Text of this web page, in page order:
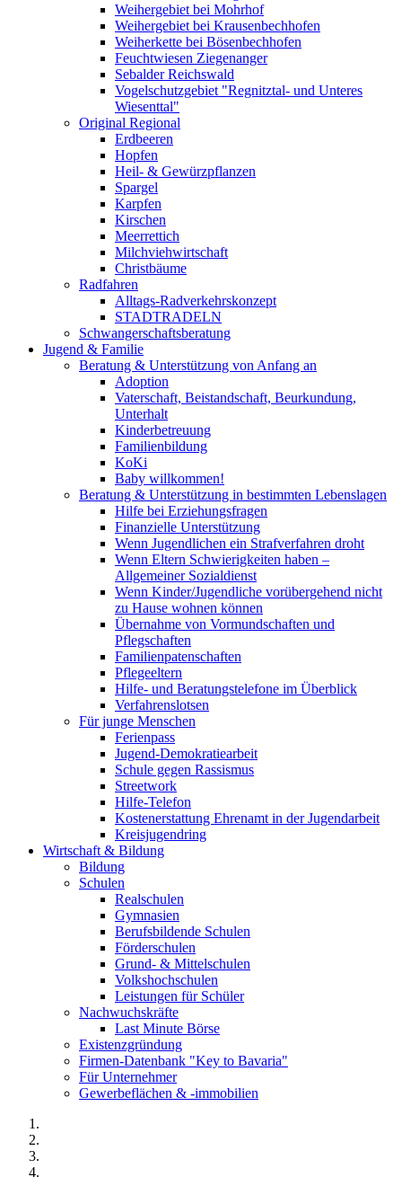
Weihergebiet bei Mohrhof
Weihergebiet bei Krausenbechhofen
Weiherkette bei Bösenbechhofen
Feuchtwiesen Ziegenanger
Sebalder Reichswald
Vogelschutzgebiet "Regnitztal- und Unteres
Wiesenttal"
Original Regional
Erdbeeren
Hopfen
Heil- & Gewürzpflanzen
Spargel
Karpfen
Kirschen
Meerrettich
Milchviehwirtschaft
Christbäume
Radfahren
Alltags-Radverkehrskonzept
STADTRADELN
Schwangerschaftsberatung
Jugend & Familie
Beratung & Unterstützung von Anfang an
Adoption
Vaterschaft, Beistandschaft, Beurkundung,
Unterhalt
Kinderbetreuung
Familienbildung
KoKi
Baby willkommen!
Beratung & Unterstützung in bestimmten Lebenslagen
Hilfe bei Erziehungsfragen
Finanzielle Unterstützung
Wenn Jugendlichen ein Strafverfahren droht
Wenn Eltern Schwierigkeiten haben –
Allgemeiner Sozialdienst
Wenn Kinder/Jugendliche vorübergehend nicht
zu Hause wohnen können
Übernahme von Vormundschaften und
Pflegschaften
Familienpatenschaften
Pflegeeltern
Hilfe- und Beratungstelefone im Überblick
Verfahrenslotsen
Für junge Menschen
Ferienpass
Jugend-Demokratiearbeit
Schule gegen Rassismus
Streetwork
Hilfe-Telefon
Kostenerstattung Ehrenamt in der Jugendarbeit
Kreisjugendring
Wirtschaft & Bildung
Bildung
Schulen
Realschulen
Gymnasien
Berufsbildende Schulen
Förderschulen
Grund- & Mittelschulen
Volkshochschulen
Leistungen für Schüler
Nachwuchskräfte
Last Minute Börse
Existenzgründung
Firmen-Datenbank "Key to Bavaria"
Für Unternehmer
Gewerbeflächen & -immobilien